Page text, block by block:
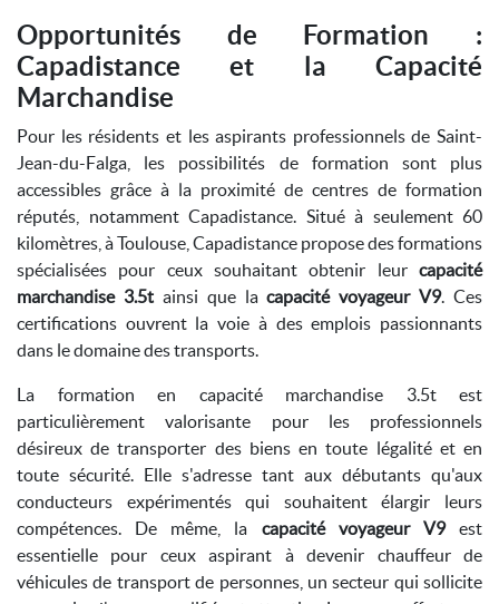
Opportunités de Formation :
Capadistance et la Capacité
Marchandise
Pour les résidents et les aspirants professionnels de Saint-
Jean-du-Falga, les possibilités de formation sont plus
accessibles grâce à la proximité de centres de formation
réputés, notamment Capadistance. Situé à seulement 60
kilomètres, à Toulouse, Capadistance propose des formations
spécialisées pour ceux souhaitant obtenir leur capacité
marchandise 3.5tainsi que lacapacité voyageur V9. Ces
certifications ouvrent la voie à des emplois passionnants
dans le domaine des transports.
La formation en capacité marchandise 3.5t est
particulièrement valorisante pour les professionnels
désireux de transporter des biens en toute légalité et en
toute sécurité. Elle s'adresse tant aux débutants qu'aux
conducteurs expérimentés qui souhaitent élargir leurs
compétences. De même, la capacité voyageur V9est
essentielle pour ceux aspirant à devenir chauffeur de
véhicules de transport de personnes, un secteur qui sollicite